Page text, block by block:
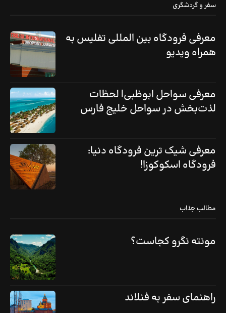
سفر و گردشگری
معرفی فرودگاه بین المللی تفلیس به
همراه ویدیو
معرفی سواحل ابوظبی| لحظات
لذت‌بخش در سواحل خلیج فارس
معرفی شیک ترین فرودگاه دنیا:
فرودگاه اسکوکوزا!
مطالب جذاب
مونته نگرو کجاست؟
راهنمای سفر به فنلاند